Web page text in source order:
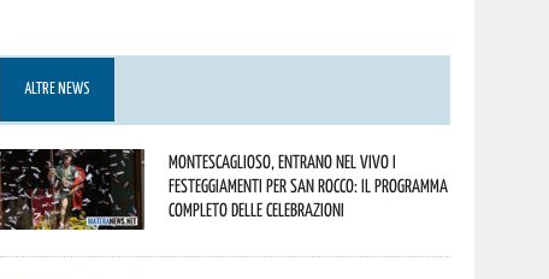
ALTRE NEWS
Montescaglioso, entrano nel vivo i
festeggiamenti per San Rocco: il programma
completo delle celebrazioni